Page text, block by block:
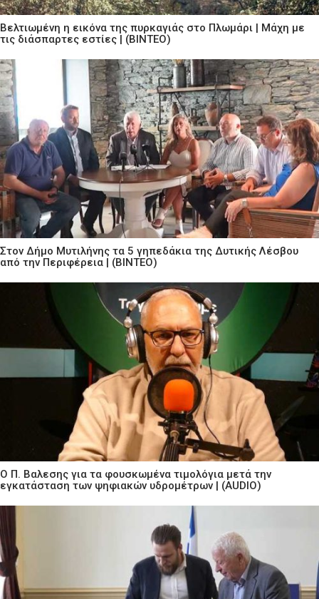
Βελτιωμένη η εικόνα της πυρκαγιάς στο Πλωμάρι | Μάχη με
τις διάσπαρτες εστίες | (ΒΙΝΤΕΟ)
Στον Δήμο Μυτιλήνης τα 5 γηπεδάκια της Δυτικής Λέσβου
από την Περιφέρεια | (ΒΙΝΤΕΟ)
Ο Π. Βαλεσης για τα φουσκωμένα τιμολόγια μετά την
εγκατάσταση των ψηφιακών υδρομέτρων | (AUDIO)